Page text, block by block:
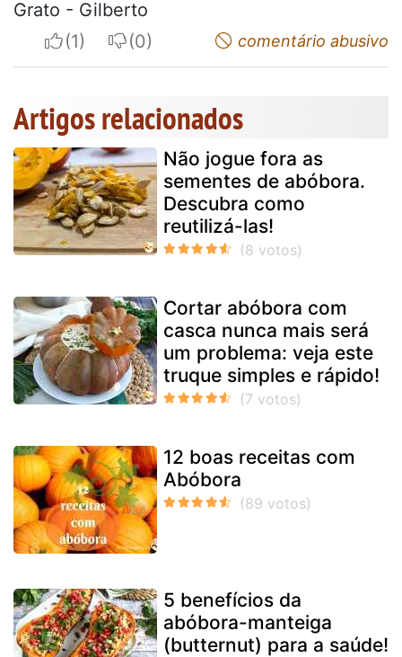
Grato - Gilberto
I apreciateI do not appreciatecomentário abusivo
Artigos relacionados
Não jogue fora as
sementes de abóbora.
Descubra como
reutilizá-las!
Cortar abóbora com
casca nunca mais será
um problema: veja este
truque simples e rápido!
12 boas receitas com
Abóbora
5 benefícios da
abóbora-manteiga
(butternut) para a saúde!